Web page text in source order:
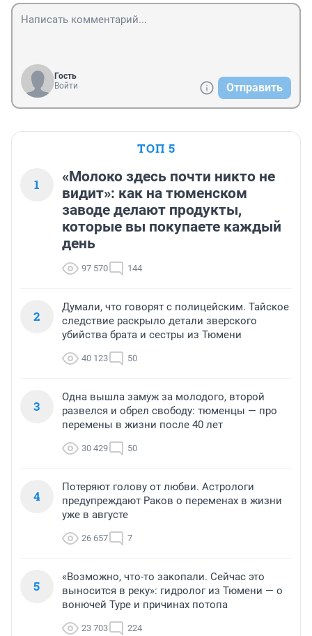
Гость
Войти
Отправить
ТОП 5
1
«Молоко здесь почти никто не
видит»: как на тюменском
заводе делают продукты,
которые вы покупаете каждый
день
97 570 144
2
Думали, что говорят с полицейским. Тайское
следствие раскрыло детали зверского
убийства брата и сестры из Тюмени
40 123 50
3
Одна вышла замуж за молодого, второй
развелся и обрел свободу: тюменцы — про
перемены в жизни после 40 лет
30 429 50
4
Потеряют голову от любви. Астрологи
предупреждают Раков о переменах в жизни
уже в августе
26 657 7
5
«Возможно, что-то закопали. Сейчас это
выносится в реку»: гидролог из Тюмени — о
вонючей Туре и причинах потопа
23 703 224